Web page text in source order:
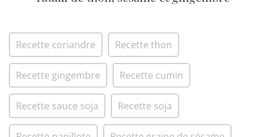
Recette coriandre Recette thon
Recette gingembre Recette cumin
Recette sauce soja Recette soja